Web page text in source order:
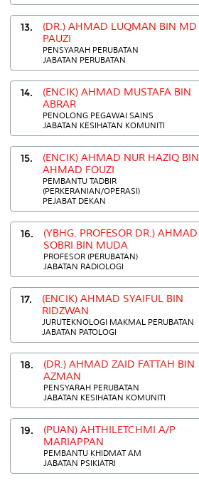
13.
(DR.) AHMAD LUQMAN BIN MD
PAUZI
PENSYARAH PERUBATAN
JABATAN PERUBATAN
14.
(ENCIK) AHMAD MUSTAFA BIN
ABRAR
PENOLONG PEGAWAI SAINS
JABATAN KESIHATAN KOMUNITI
15.
(ENCIK) AHMAD NUR HAZIQ BIN
AHMAD FOUZI
PEMBANTU TADBIR
(PERKERANIAN/OPERASI)
PEJABAT DEKAN
16.
(YBHG. PROFESOR DR.) AHMAD
SOBRI BIN MUDA
PROFESOR (PERUBATAN)
JABATAN RADIOLOGI
17.
(ENCIK) AHMAD SYAIFUL BIN
RIDZWAN
JURUTEKNOLOGI MAKMAL PERUBATAN
JABATAN PATOLOGI
18.
(DR.) AHMAD ZAID FATTAH BIN
AZMAN
PENSYARAH PERUBATAN
JABATAN KESIHATAN KOMUNITI
19.
(PUAN) AHTHILETCHMI A/P
MARIAPPAN
PEMBANTU KHIDMAT AM
JABATAN PSIKIATRI